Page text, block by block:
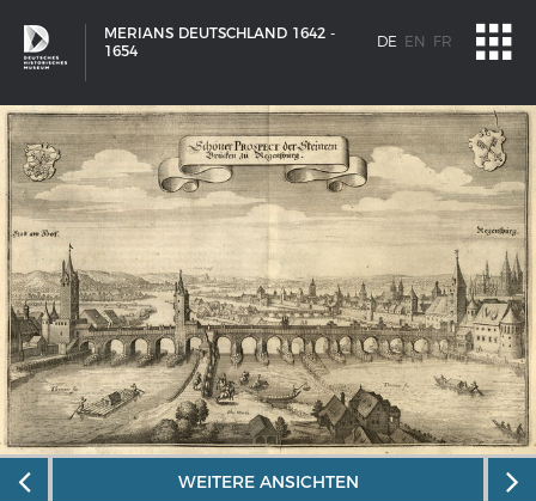
MERIANS DEUTSCHLAND 1642 -
1654
DE EN FR
WEITERE ANSICHTEN